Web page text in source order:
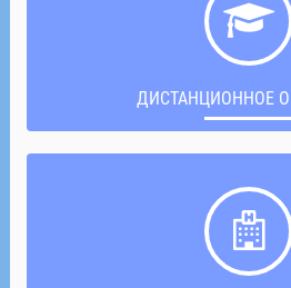
ДИСТАНЦИОННОЕ